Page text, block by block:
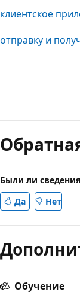
клиентское
отправку и
чтения
выключен
Были ли
Да
Нет
Обучение